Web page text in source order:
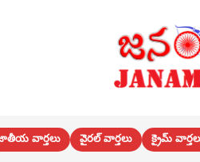
వార్తలు వైరల్ వార్తలు క్రైమ్